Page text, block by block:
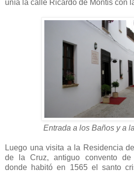
unía la calle Ricardo de Montis con
Entrada a los Baños y a
Luego una visita a la Residencia
de la Cruz, antiguo convento de
donde habitó en 1565 el santo